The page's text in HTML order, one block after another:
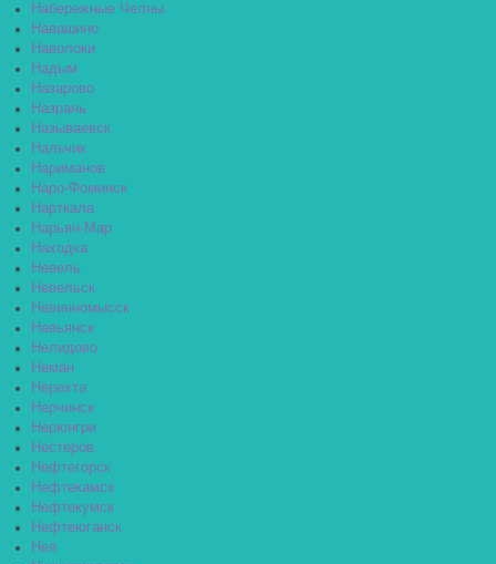
Набережные Челны
Навашино
Наволоки
Надым
Назарово
Назрань
Называевск
Нальчик
Нариманов
Наро-Фоминск
Нарткала
Нарьян-Мар
Находка
Невель
Невельск
Невинномысск
Невьянск
Нелидово
Неман
Нерехта
Нерчинск
Нерюнгри
Нестеров
Нефтегорск
Нефтекамск
Нефтекумск
Нефтеюганск
Нея